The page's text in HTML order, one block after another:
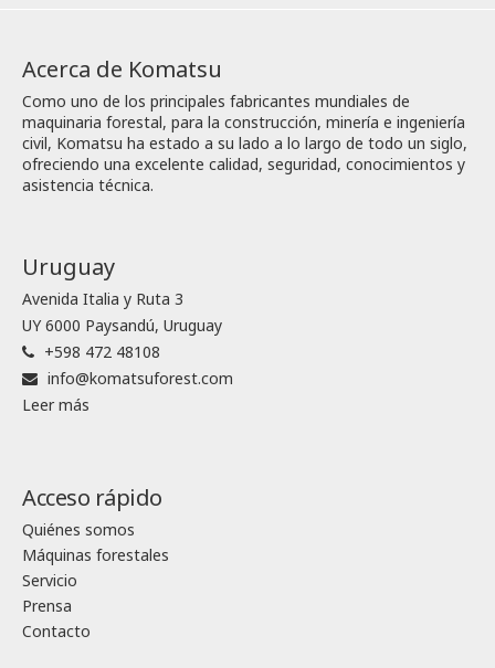
Acerca de Komatsu
Como uno de los principales fabricantes mundiales de
maquinaria forestal, para la construcción, minería e ingeniería
civil, Komatsu ha estado a su lado a lo largo de todo un siglo,
ofreciendo una excelente calidad, seguridad, conocimientos y
asistencia técnica.
Uruguay
Avenida Italia y Ruta 3
UY 6000 Paysandú, Uruguay
+598 472 48108
info@komatsuforest.com
Leer más
Acceso rápido
Quiénes somos
Máquinas forestales
Servicio
Prensa
Contacto